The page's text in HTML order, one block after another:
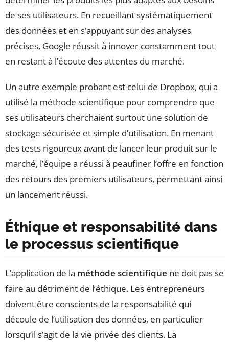
de ses utilisateurs. En recueillant systématiquement
des données et en s’appuyant sur des analyses
précises, Google réussit à innover constamment tout
en restant à l’écoute des attentes du marché.
Un autre exemple probant est celui de Dropbox, qui a
utilisé la méthode scientifique pour comprendre que
ses utilisateurs cherchaient surtout une solution de
stockage sécurisée et simple d’utilisation. En menant
des tests rigoureux avant de lancer leur produit sur le
marché, l’équipe a réussi à peaufiner l’offre en fonction
des retours des premiers utilisateurs, permettant ainsi
un lancement réussi.
Éthique et responsabilité dans
le processus scientifique
L’application de la méthode scientifique ne doit pas se
faire au détriment de l’éthique. Les entrepreneurs
doivent être conscients de la responsabilité qui
découle de l’utilisation des données, en particulier
lorsqu’il s’agit de la vie privée des clients. La